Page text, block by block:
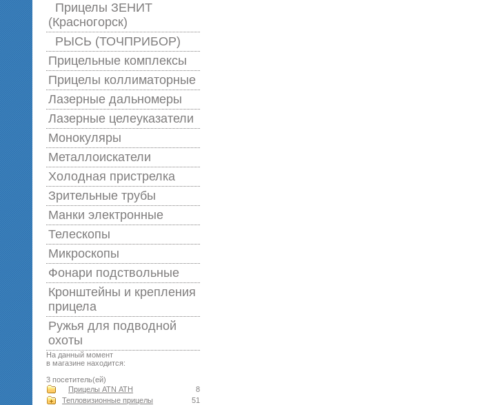
Прицелы ЗЕНИТ
(Красногорск)
РЫСЬ (ТОЧПРИБОР)
Прицельные комплексы
Прицелы коллиматорные
Лазерные дальномеры
Лазерные целеуказатели
Монокуляры
Металлоискатели
Холодная пристрелка
Зрительные трубы
Манки электронные
Телескопы
Микроскопы
Фонари подствольные
Кронштейны и крепления
прицела
Ружья для подводной
оxоты
На данный момент
в магазине находится:
3 посетитель(ей)
8
Прицелы ATN АТН
51
Тепловизионные прицелы